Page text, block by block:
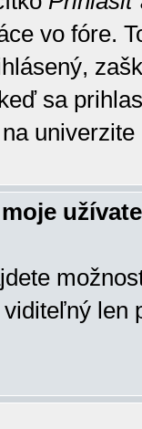
vo fóre.
sa
univerzite
len